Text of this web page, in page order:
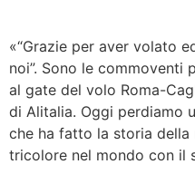
«“Grazie per aver volato
noi”. Sono le commoventi
al gate del volo Roma-
di Alitalia. Oggi perdiamo
che ha fatto la storia
tricolore nel mondo con il